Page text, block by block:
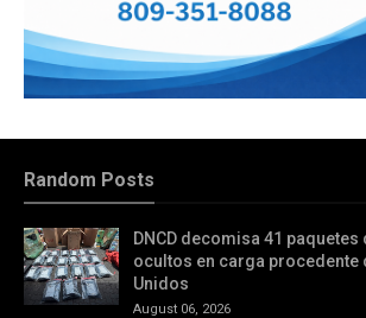
Random Posts
DNCD decomisa 41 paquetes
ocultos en carga procedente
Unidos
August 06, 2026